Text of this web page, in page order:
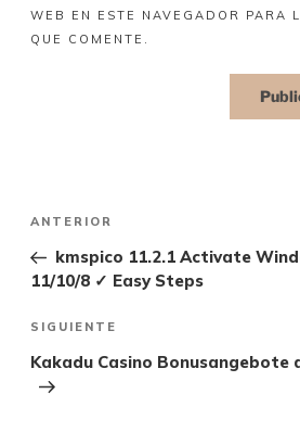
WEB EN ESTE NAVEGADOR PARA
QUE COMENTE.
ANTERIOR
kmspico 11.2.1 Activate
11/10/8 ✓ Easy Steps
SIGUIENTE
Kakadu Casino Bonusangebote